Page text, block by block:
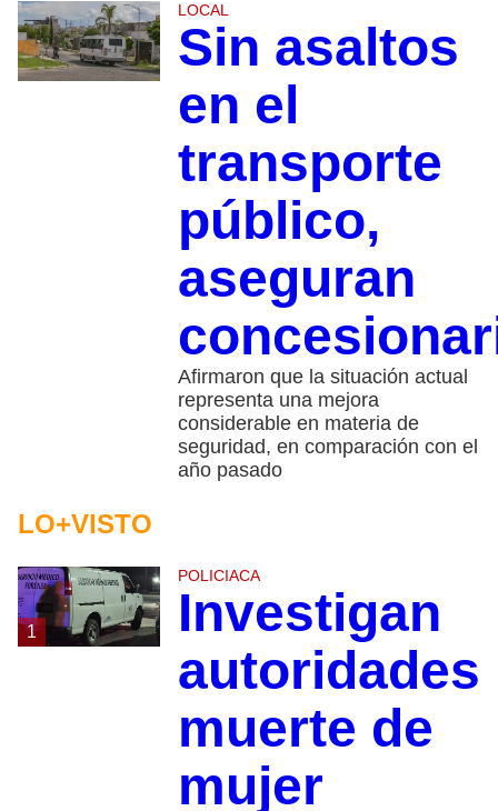
LOCAL
Sin asaltos
en el
transporte
público,
aseguran
Afirmaron que la situación actual
representa una mejora
considerable en materia de
seguridad, en comparación con el
año pasado
LO+VISTO
1
POLICIACA
Investigan
autoridades
muerte de
mujer